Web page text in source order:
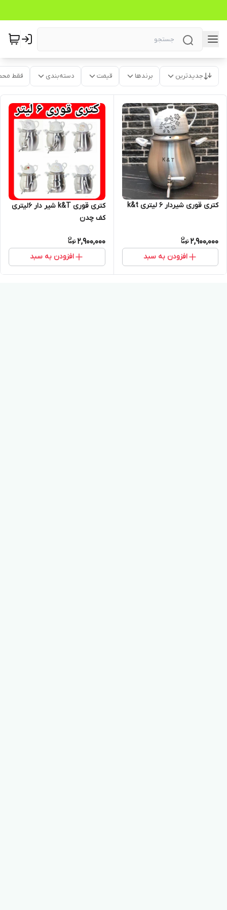
جدیدترین برندها قیمت دسته‌بندی فقط
کتری قوری شیردار ۶ لیتری k&t
2,900,000
افزودن به سبد
کتری قوری k&T شیر دار ۶لیتری
کف چدن
2,900,000
افزودن به سبد